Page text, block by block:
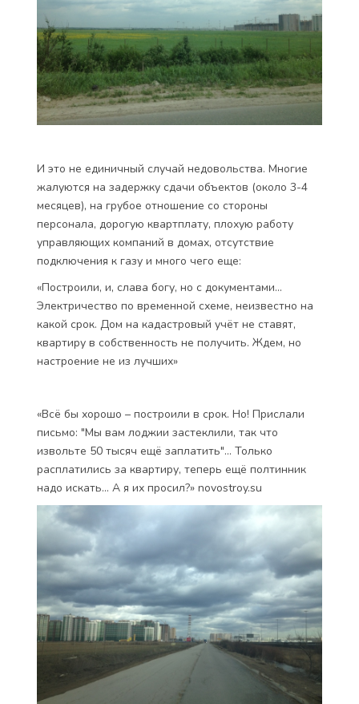
И это не единичный случай недовольства. Многие
жалуются на задержку сдачи объектов (около 3-4
месяцев), на грубое отношение со стороны
персонала, дорогую квартплату, плохую работу
управляющих компаний в домах, отсутствие
подключения к газу и много чего еще:
«Построили, и, слава богу, но с документами...
Электричество по временной схеме, неизвестно на
какой срок. Дом на кадастровый учёт не ставят,
квартиру в собственность не получить. Ждем, но
настроение не из лучших»
«Всё бы хорошо – построили в срок. Но! Прислали
письмо: "Мы вам лоджии застеклили, так что
извольте 50 тысяч ещё заплатить"... Только
расплатились за квартиру, теперь ещё полтинник
надо искать... А я их просил?» novostroy.su